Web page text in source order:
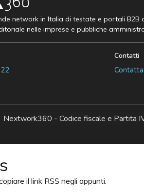
network in Italia di testate e portali B2B
nelle imprese e pubbliche
Contatti
Nextwork360 - Codice fiscale e Partita
il link RSS negli appunti.